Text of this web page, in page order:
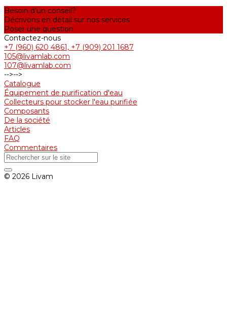
Besoin d'un conseil?
Décrivons en détail sur nos services
Poser une question
Contactez-nous
+7 (960) 620 4861, +7 (909) 201 1687
105@livamlab.com
107@livamlab.com
-->-->
Catalogue
Équipement de purification d'eau
Collecteurs pour stocker l'eau purifiée
Composants
De la société
Articles
FAQ
Commentaires
© 2026 Livam